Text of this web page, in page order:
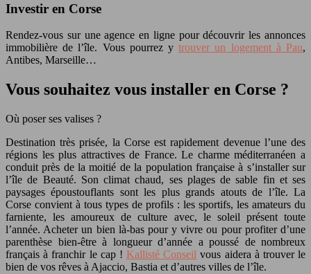
Investir en Corse
Rendez-vous sur une agence en ligne pour découvrir les annonces
immobilière de l’île. Vous pourrez ytrouver un logement à Pau,
Antibes, Marseille…
Vous souhaitez vous installer en Corse ?
Où poser ses valises ?
Destination très prisée, la Corse est rapidement devenue l’une des
régions les plus attractives de France. Le charme méditerranéen a
conduit près de la moitié de la population française à s’installer sur
l’île de Beauté. Son climat chaud, ses plages de sable fin et ses
paysages époustouflants sont les plus grands atouts de l’île. La
Corse convient à tous types de profils : les sportifs, les amateurs du
farniente, les amoureux de culture avec, le soleil présent toute
l’année. Acheter un bien là-bas pour y vivre ou pour profiter d’une
parenthèse bien-être à longueur d’année a poussé de nombreux
français à franchir le cap ! Kallisté Conseil vous aidera à trouver le
bien de vos rêves à Ajaccio, Bastia et d’autres villes de l’île.